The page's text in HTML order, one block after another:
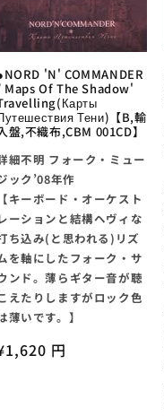
'N' COMMANDER
Maps Of The Shadow'
Тени)【B,輸
盤,不織布,CBM 001CD】
細不明 フォーク・ミュー
ック’08年作
【キーボード・オーケスト
ーションと結構ヘヴィな
ち込み(と思われる)リズ
を軸にしたフォーク・サ
ンド。薄らギター音が聴
えたりしますがロック色
薄いです。】
円